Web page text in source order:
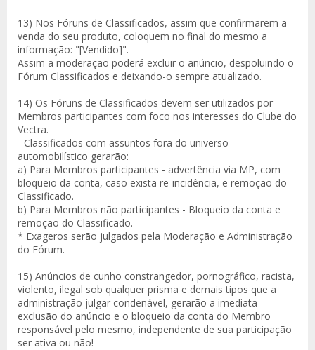
13) Nos Fóruns de Classificados, assim que confirmarem a
venda do seu produto, coloquem no final do mesmo a
informação: "[Vendido]".
Assim a moderação poderá excluir o anúncio, despoluindo o
Fórum Classificados e deixando-o sempre atualizado.
14) Os Fóruns de Classificados devem ser utilizados por
Membros participantes com foco nos interesses do Clube do
Vectra.
- Classificados com assuntos fora do universo
automobilístico gerarão:
a) Para Membros participantes - advertência via MP, com
bloqueio da conta, caso exista re-incidência, e remoção do
Classificado.
b) Para Membros não participantes - Bloqueio da conta e
remoção do Classificado.
* Exageros serão julgados pela Moderação e Administração
do Fórum.
15) Anúncios de cunho constrangedor, pornográfico, racista,
violento, ilegal sob qualquer prisma e demais tipos que a
administração julgar condenável, gerarão a imediata
exclusão do anúncio e o bloqueio da conta do Membro
responsável pelo mesmo, independente de sua participação
ser ativa ou não!